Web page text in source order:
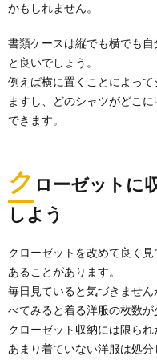
かもしれません。
書類ケースは縦でも横でも
と良いでしょう。
例えば横に置くことによっ
ますし、どのシャツがどこ
できます。
ク ローゼットに
しよう
クローゼットを改めて良く
あることがあります。
毎日見ていると気づきませ
べてみると着る洋服の枚数が
クローゼット収納には限られ
あまり着ていない洋服は処